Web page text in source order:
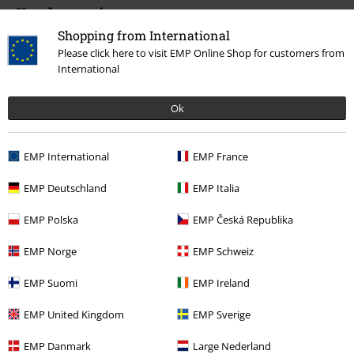
Shopping from International
Please click here to visit EMP Online Shop for customers from
International
Ok
EMP International EMP France
EMP Deutschland EMP Italia
EMP Polska EMP Česká Republika
EMP Norge EMP Schweiz
EMP Suomi EMP Ireland
EMP United Kingdom EMP Sverige
EMP Danmark Large Nederland
Kundenservice
FAQ / Hilfe
Rückgaberichtlinien
Angebote für dich
Magazin
Gewinnspiele